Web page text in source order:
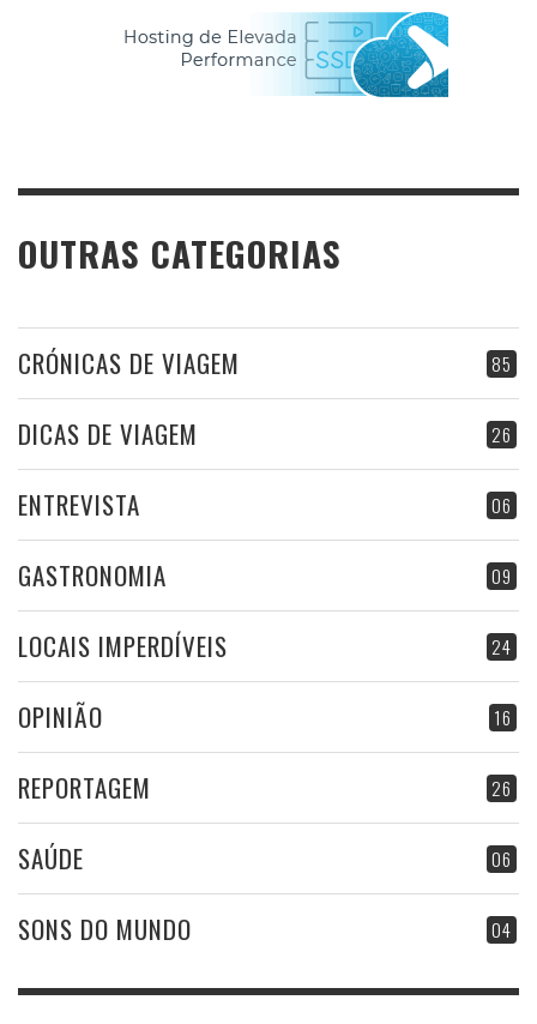
OUTRAS CATEGORIAS
85
CRÓNICAS DE VIAGEM
26
DICAS DE VIAGEM
06
ENTREVISTA
09
GASTRONOMIA
24
LOCAIS IMPERDÍVEIS
16
OPINIÃO
26
REPORTAGEM
06
SAÚDE
04
SONS DO MUNDO